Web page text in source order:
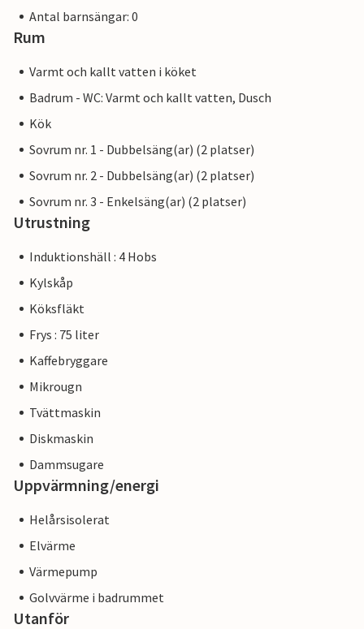
Antal barnsängar: 0
Rum
Varmt och kallt vatten i köket
Badrum - WC: Varmt och kallt vatten, Dusch
Kök
Sovrum nr. 1 - Dubbelsäng(ar) (2 platser)
Sovrum nr. 2 - Dubbelsäng(ar) (2 platser)
Sovrum nr. 3 - Enkelsäng(ar) (2 platser)
Utrustning
Induktionshäll : 4 Hobs
Kylskåp
Köksfläkt
Frys : 75 liter
Kaffebryggare
Mikrougn
Tvättmaskin
Diskmaskin
Dammsugare
Uppvärmning/energi
Helårsisolerat
Elvärme
Värmepump
Golvvärme i badrummet
Utanför